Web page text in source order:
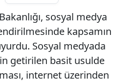
sosyal medya
kapsamın
Sosyal medyada
getirilen basit usulde
internet üzerinden